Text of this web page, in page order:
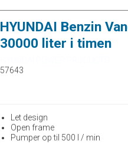
HYUNDAI Benzin
30000 liter i timen
57643
Let design
Open frame
Pumper op til 500 l / min